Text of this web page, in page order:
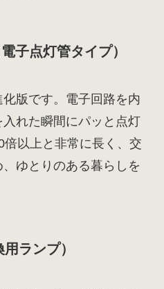
子点灯管タイプ）
版です。電子回路を内
れた瞬間にパッと点灯
倍以上と非常に長く、交
ゆとりのある暮らしを
ランプ）